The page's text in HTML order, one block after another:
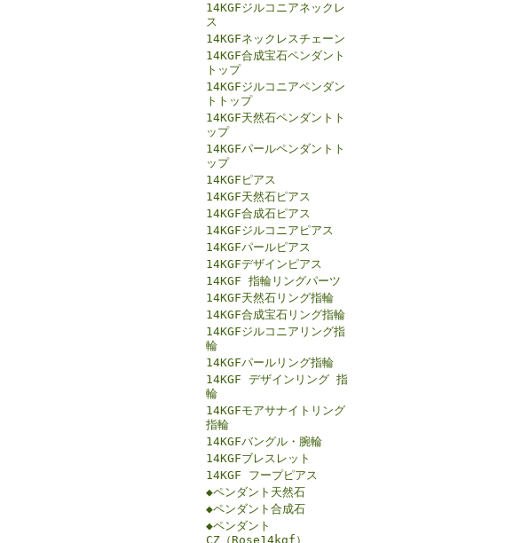
14KGFジルコニアネックレ
ス
14KGFネックレスチェーン
14KGF合成宝石ペンダント
トップ
14KGFジルコニアペンダン
トトップ
14KGF天然石ペンダントト
ップ
14KGFパールペンダントト
ップ
14KGFピアス
14KGF天然石ピアス
14KGF合成石ピアス
14KGFジルコニアピアス
14KGFパールピアス
14KGFデザインピアス
14KGF 指輪リングパーツ
14KGF天然石リング指輪
14KGF合成宝石リング指輪
14KGFジルコニアリング指
輪
14KGFパールリング指輪
14KGF デザインリング 指
輪
14KGFモアサナイトリング
指輪
14KGFバングル・腕輪
14KGFブレスレット
14KGF フープピアス
◆ペンダント天然石
◆ペンダント合成石
◆ペンダント
CZ（Rose14kgf）